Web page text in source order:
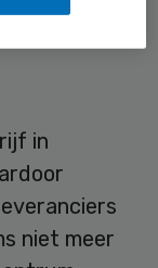
in
niet meer